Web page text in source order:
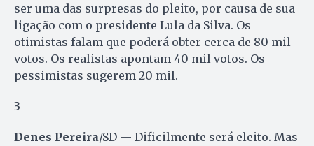
ser uma das surpresas do pleito, por causa de sua
ligação com o presidente Lula da Silva. Os
otimistas falam que poderá obter cerca de 80 mil
votos. Os realistas apontam 40 mil votos. Os
pessimistas sugerem 20 mil.
3
Denes Pereira/SD — Dificilmente será eleito. Mas